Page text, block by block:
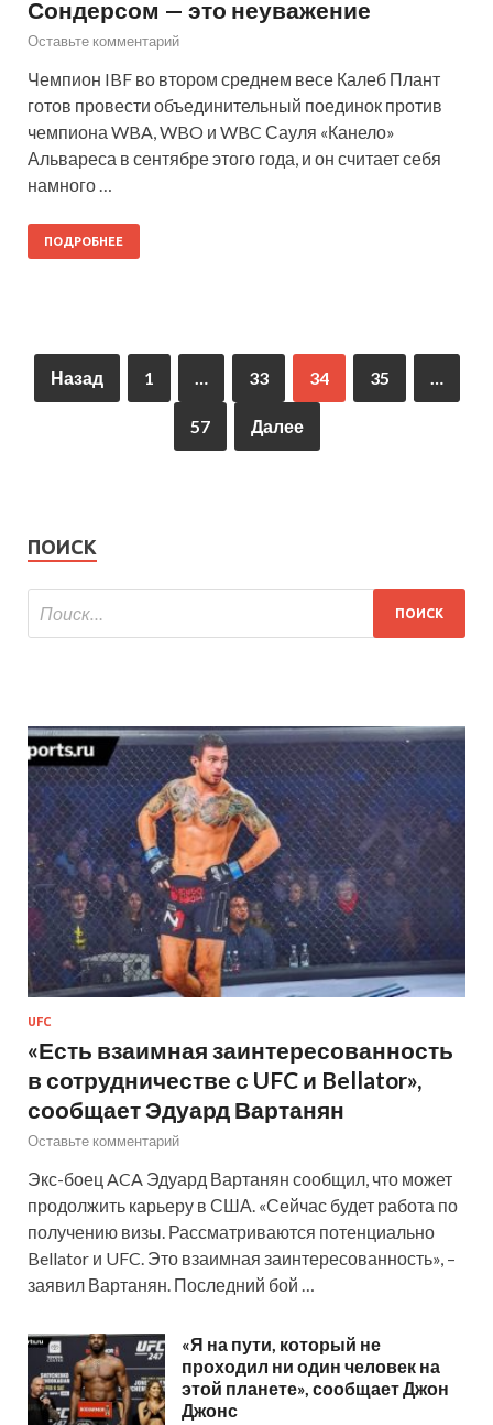
Сондерсом — это неуважение
Оставьте комментарий
Чемпион IBF во втором среднем весе Калеб Плант
готов провести объединительный поединок против
чемпиона WBA, WBO и WBC Сауля «Канело»
Альвареса в сентябре этого года, и он считает себя
намного …
ПОДРОБНЕЕ
Назад 1 … 33 34 35 …
57 Далее
ПОИСК
UFC
«Есть взаимная заинтересованность
в сотрудничестве с UFC и Bellator»,
сообщает Эдуард Вартанян
Оставьте комментарий
Экс-боец ACA Эдуард Вартанян сообщил, что может
продолжить карьеру в США. «Сейчас будет работа по
получению визы. Рассматриваются потенциально
Bellator и UFC. Это взаимная заинтересованность», –
заявил Вартанян. Последний бой …
«Я на пути, который не
проходил ни один человек на
этой планете», сообщает Джон
Джонс